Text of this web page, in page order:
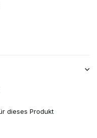
dieses Produkt